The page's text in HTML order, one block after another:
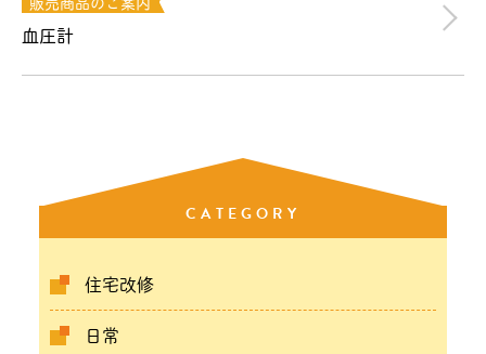
CATEGORY
住宅改修
日常
血圧計